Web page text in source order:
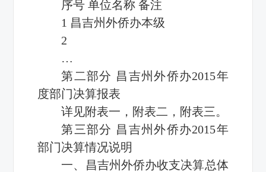
序号 单位名称 备注
1 昌吉州外侨办本级
2
…
第二部分 昌吉州外侨办2015年
度部门决算报表
详见附表一，附表二，附表三。
第三部分 昌吉州外侨办2015年
部门决算情况说明
一、昌吉州外侨办收支决算总体